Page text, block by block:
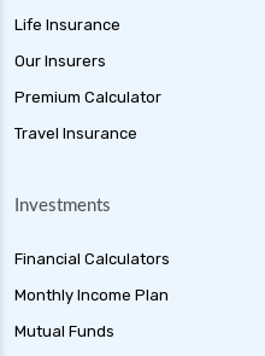
Life Insurance
Our Insurers
Premium Calculator
Travel Insurance
Investments
Financial Calculators
Monthly Income Plan
Mutual Funds